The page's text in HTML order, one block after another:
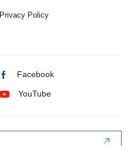
Privacy Policy
Facebook
YouTube